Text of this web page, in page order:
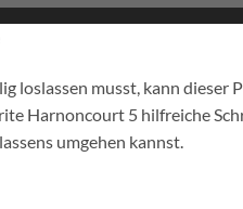
musst, kann dieser
Harnoncourt 5 hilfreiche
umgehen kannst.